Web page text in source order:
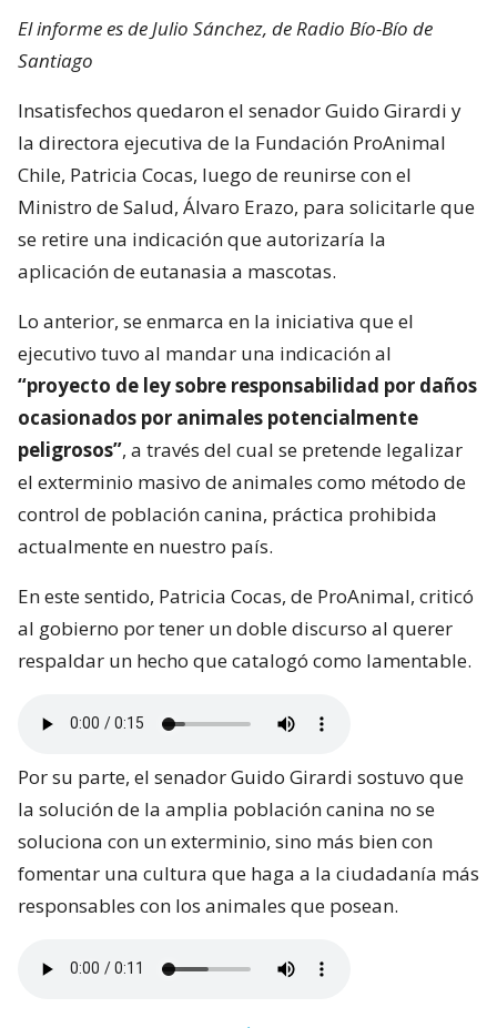
El informe es de Julio Sánchez, de Radio Bío-Bío de
Santiago
Insatisfechos quedaron el senador Guido Girardi y
la directora ejecutiva de la Fundación ProAnimal
Chile, Patricia Cocas, luego de reunirse con el
Ministro de Salud, Álvaro Erazo, para solicitarle que
se retire una indicación que autorizaría la
aplicación de eutanasia a mascotas.
Lo anterior, se enmarca en la iniciativa que el
ejecutivo tuvo al mandar una indicación al
“proyecto de ley sobre responsabilidad por daños
ocasionados por animales potencialmente
peligrosos”, a través del cual se pretende legalizar
el exterminio masivo de animales como método de
control de población canina, práctica prohibida
actualmente en nuestro país.
En este sentido, Patricia Cocas, de ProAnimal, criticó
al gobierno por tener un doble discurso al querer
respaldar un hecho que catalogó como lamentable.
Por su parte, el senador Guido Girardi sostuvo que
la solución de la amplia población canina no se
soluciona con un exterminio, sino más bien con
fomentar una cultura que haga a la ciudadanía más
responsables con los animales que posean.